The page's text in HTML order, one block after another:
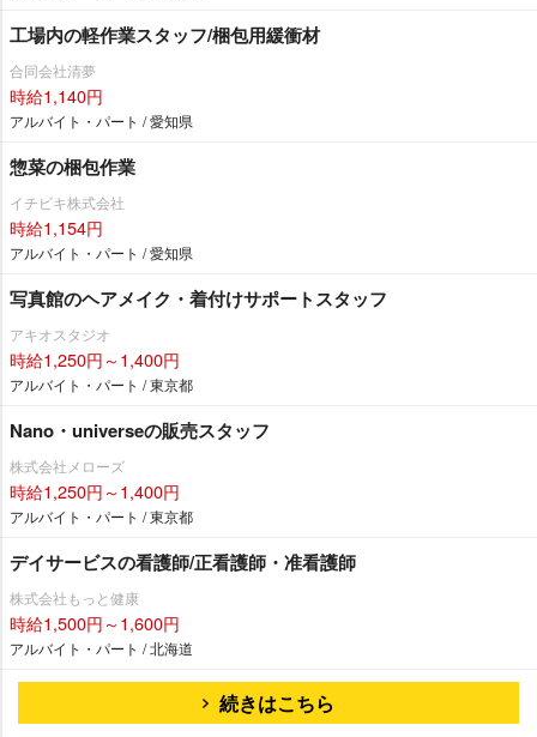
工場内の軽作業スタッフ/梱包用緩衝材
合同会社清夢
時給1,140円
アルバイト・パート / 愛知県
惣菜の梱包作業
イチビキ株式会社
時給1,154円
アルバイト・パート / 愛知県
写真館のヘアメイク・着付けサポートスタッフ
アキオスタジオ
時給1,250円～1,400円
アルバイト・パート / 東京都
Nano・universeの販売スタッフ
株式会社メローズ
時給1,250円～1,400円
アルバイト・パート / 東京都
デイサービスの看護師/正看護師・准看護師
株式会社もっと健康
時給1,500円～1,600円
アルバイト・パート / 北海道
続きはこちら